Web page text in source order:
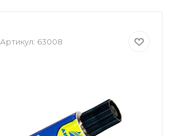
Артикул: 63008